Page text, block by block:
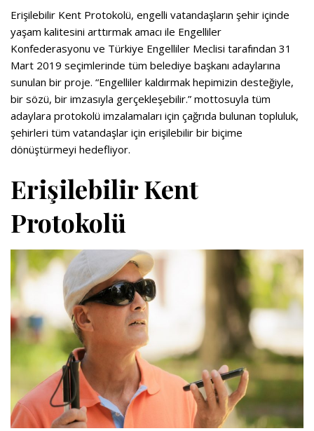
Erişilebilir Kent Protokolü, engelli vatandaşların şehir içinde
yaşam kalitesini arttırmak amacı ile Engelliler
Konfederasyonu ve Türkiye Engelliler Meclisi tarafından 31
Mart 2019 seçimlerinde tüm belediye başkanı adaylarına
sunulan bir proje. “Engelliler kaldırmak hepimizin desteğiyle,
bir sözü, bir imzasıyla gerçekleşebilir.” mottosuyla tüm
adaylara protokolü imzalamaları için çağrıda bulunan topluluk,
şehirleri tüm vatandaşlar için erişilebilir bir biçime
dönüştürmeyi hedefliyor.
Erişilebilir Kent
Protokolü